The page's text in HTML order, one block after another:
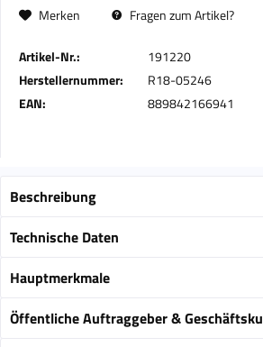
Merken Fragen zum Artikel?
Artikel-Nr.:
191220
Herstellernummer:
R18-05246
EAN:
889842166941
Beschreibung
Technische Daten
Hauptmerkmale
Öffentliche Auftraggeber &